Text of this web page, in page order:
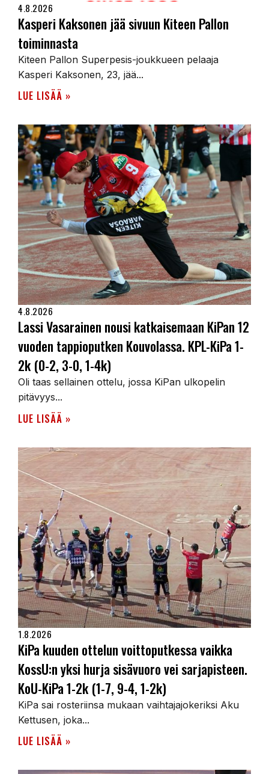
4.8.2026
Kasperi Kaksonen jää sivuun Kiteen Pallon
toiminnasta
Kiteen Pallon Superpesis-joukkueen pelaaja
Kasperi Kaksonen, 23, jää...
LUE LISÄÄ »
4.8.2026
Lassi Vasarainen nousi katkaisemaan KiPan 12
vuoden tappioputken Kouvolassa. KPL-KiPa 1-
2k (0-2, 3-0, 1-4k)
Oli taas sellainen ottelu, jossa KiPan ulkopelin
pitävyys...
LUE LISÄÄ »
1.8.2026
KiPa kuuden ottelun voittoputkessa vaikka
KossU:n yksi hurja sisävuoro vei sarjapisteen.
KoU-KiPa 1-2k (1-7, 9-4, 1-2k)
KiPa sai rosteriinsa mukaan vaihtajajokeriksi Aku
Kettusen, joka...
LUE LISÄÄ »